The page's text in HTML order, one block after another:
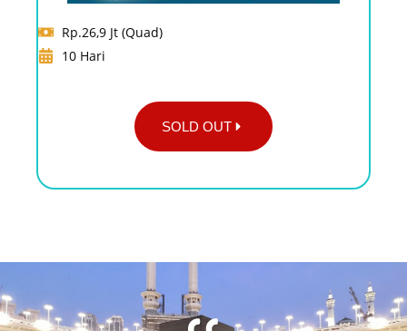
Rp.26,9 Jt (Quad)
10 Hari
SOLD OUT